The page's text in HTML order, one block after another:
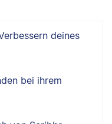
deines
bei ihrem